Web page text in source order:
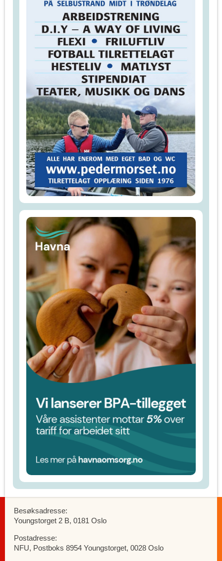
Besøksadresse:
Youngstorget 2 B, 0181 Oslo
Postadresse:
NFU, Postboks 8954 Youngstorget, 0028 Oslo